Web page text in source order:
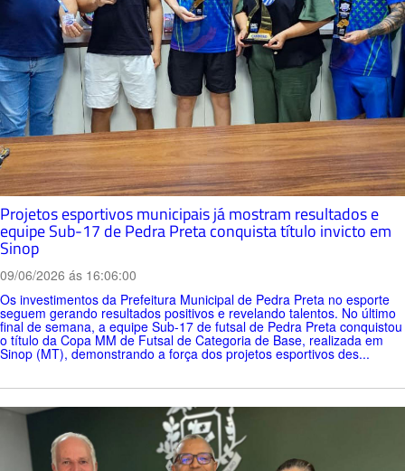
Projetos esportivos municipais já mostram resultados e
equipe Sub-17 de Pedra Preta conquista título invicto em
Sinop
09/06/2026 ás 16:06:00
Os investimentos da Prefeitura Municipal de Pedra Preta no esporte
seguem gerando resultados positivos e revelando talentos. No último
final de semana, a equipe Sub-17 de futsal de Pedra Preta conquistou
o título da Copa MM de Futsal de Categoria de Base, realizada em
Sinop (MT), demonstrando a força dos projetos esportivos des...